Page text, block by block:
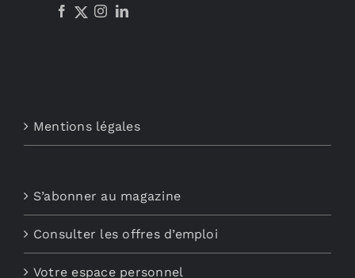
Mentions légales
S’abonner au magazine
Consulter les offres d’emploi
Votre espace personnel